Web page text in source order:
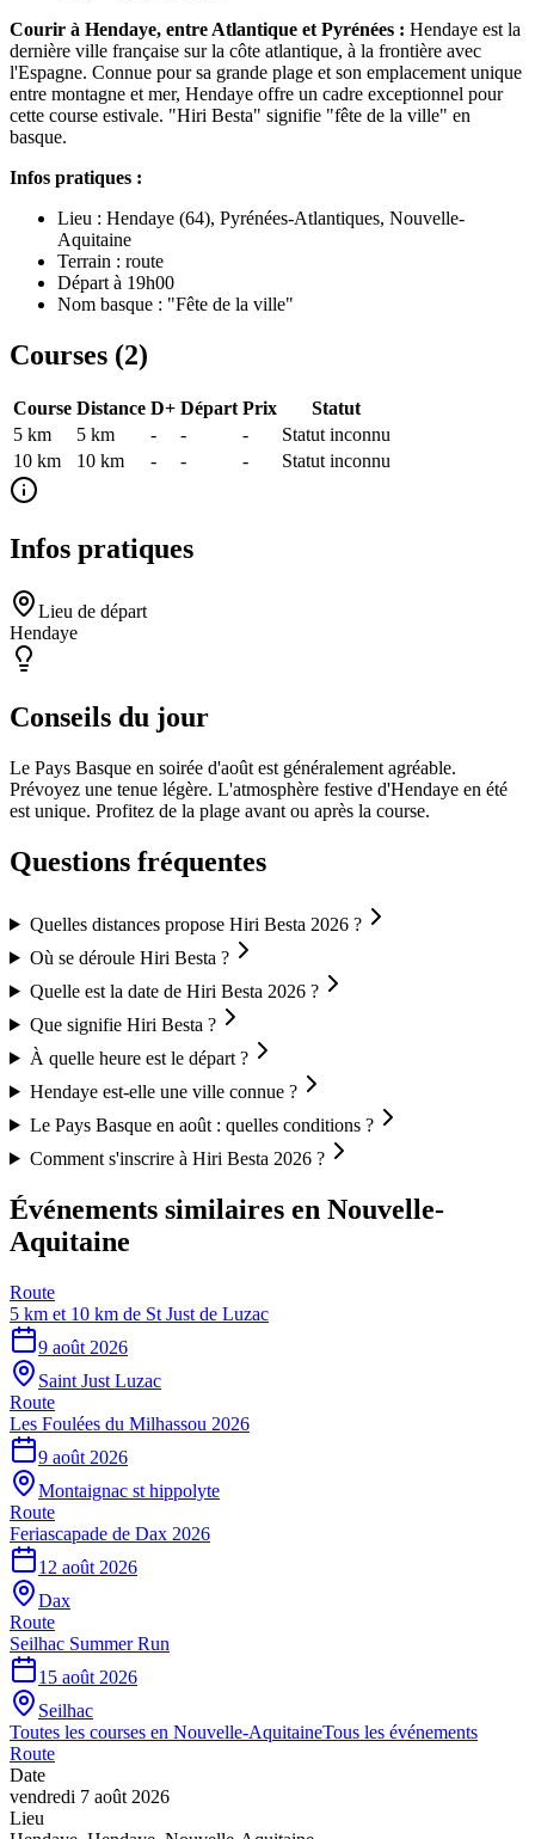
Courir à Hendaye, entre Atlantique et Pyrénées : Hendaye est la
dernière ville française sur la côte atlantique, à la frontière avec
l'Espagne. Connue pour sa grande plage et son emplacement unique
entre montagne et mer, Hendaye offre un cadre exceptionnel pour
cette course estivale. "Hiri Besta" signifie "fête de la ville" en
basque.
Infos pratiques :
Lieu : Hendaye (64), Pyrénées-Atlantiques, Nouvelle-
Aquitaine
Terrain : route
Départ à 19h00
Nom basque : "Fête de la ville"
Courses (2)
Course Distance D+ Départ Prix
Statut
5 km
5 km - - -
Statut inconnu
10 km
10 km - - - Statut inconnu
Infos pratiques
Lieu de départ
Hendaye
Conseils du jour
Le Pays Basque en soirée d'août est généralement agréable.
Prévoyez une tenue légère. L'atmosphère festive d'Hendaye en été
est unique. Profitez de la plage avant ou après la course.
Questions fréquentes
Quelles distances propose Hiri Besta 2026 ?
Où se déroule Hiri Besta ?
Quelle est la date de Hiri Besta 2026 ?
Que signifie Hiri Besta ?
À quelle heure est le départ ?
Hendaye est-elle une ville connue ?
Le Pays Basque en août : quelles conditions ?
Comment s'inscrire à Hiri Besta 2026 ?
Événements similaires en Nouvelle-
Aquitaine
Route
5 km et 10 km de St Just de Luzac
9 août 2026
Saint Just Luzac
Route
Les Foulées du Milhassou 2026
9 août 2026
Montaignac st hippolyte
Route
Feriascapade de Dax 2026
12 août 2026
Dax
Route
Seilhac Summer Run
15 août 2026
Seilhac
Toutes les courses en Nouvelle-AquitaineTous les événements
Route
Date
vendredi 7 août 2026
Lieu